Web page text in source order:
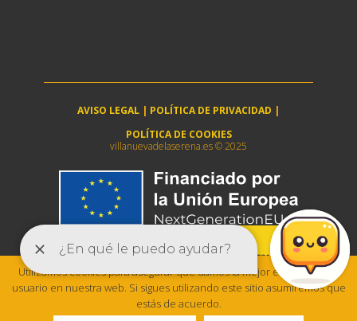
AVISO LEGAL | POLÍTICA DE PRIVACIDAD |
POLÍTICA DE COOKIES
villanuevadelaserena.es © 2025
Utilizamos cookies para asegurar que damos la mejor experiencia al
usuario en nuestra web. Si sigues utilizando este sitio asumiremos que
estás de acuerdo.